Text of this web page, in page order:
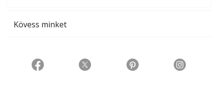
Kövess minket